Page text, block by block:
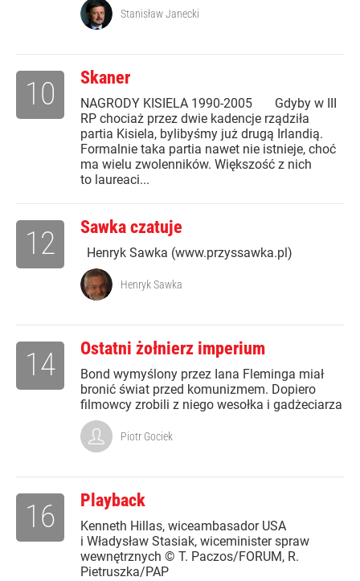
Stanisław Janecki
Skaner
NAGRODY KISIELA 1990-2005 Gdyby w III
RP chociaż przez dwie kadencje rządziła
partia Kisiela, bylibyśmy już drugą Irlandią.
Formalnie taka partia nawet nie istnieje, choć
ma wielu zwolenników. Większość z nich
to laureaci...
10
Sawka czatuje
Henryk Sawka (www.przyssawka.pl)
12
Henryk Sawka
Ostatni żołnierz imperium
Bond wymyślony przez Iana Fleminga miał
bronić świat przed komunizmem. Dopiero
filmowcy zrobili z niego wesołka i gadżeciarza
14
Piotr Gociek
Playback
Kenneth Hillas, wiceambasador USA
i Władysław Stasiak, wiceminister spraw
wewnętrznych © T. Paczos/FORUM, R.
Pietruszka/PAP
16